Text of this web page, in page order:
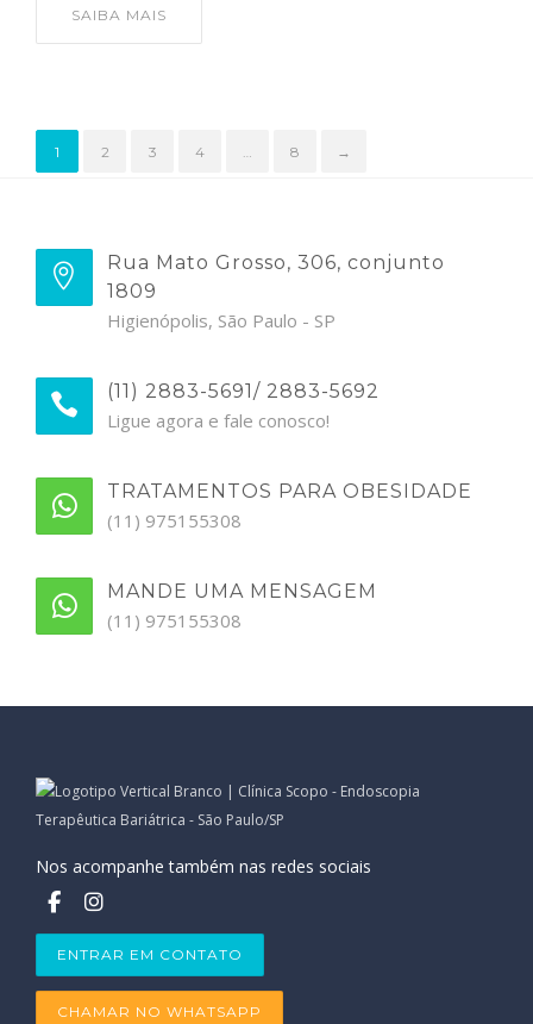
SAIBA MAIS
1 2 3 4 8 →
Rua Mato Grosso, 306, conjunto
1809
Higienópolis, São Paulo - SP
(11) 2883-5691/ 2883-5692
Ligue agora e fale conosco!
TRATAMENTOS PARA OBESIDADE
(11) 975155308
MANDE UMA MENSAGEM
(11) 975155308
Nos acompanhe também nas redes sociais
ENTRAR EM CONTATO
CHAMAR NO WHATSAPP